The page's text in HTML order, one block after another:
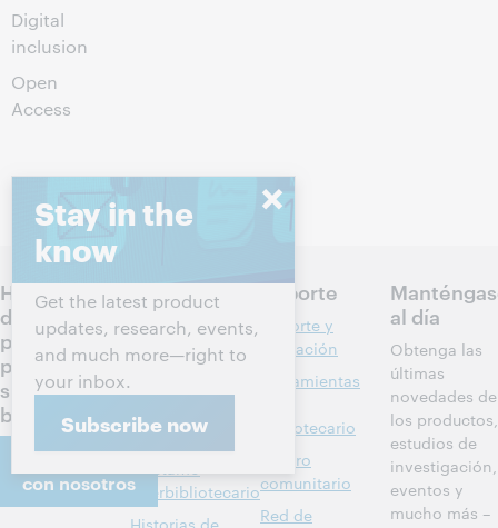
Digital
inclusion
Open
Access
Stay in the
know
Get the latest product
updates, research, events,
and much more—right to
your inbox.
Subscribe now
Hablemos
de los
próximos
pasos para
su
biblioteca
con nosotros
Productos
Descubrimiento
y referencia
Metadatos
Préstamo
interbibliotecario
Historias de
Soporte
Soporte y
formación
Herramientas
bibliotecario
Centro
comunitario
Red de
al día
Obtenga las
últimas
novedades de
los productos,
estudios de
investigación,
eventos y
mucho más –